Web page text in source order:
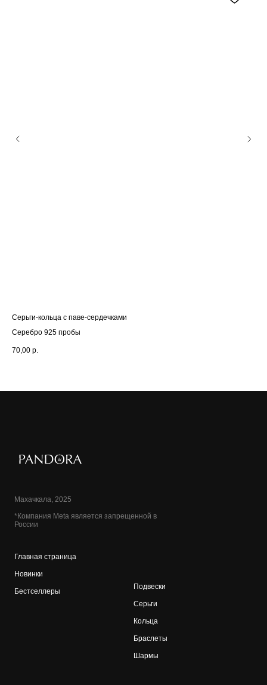
Серьги-кольца с паве-сердечками
Серебро 925 пробы
70,00 р.
Махачкала, 2025
*Компания Meta является запрещенной в
России
Главная страница
Новинки
Бестселлеры
Подвески
Серьги
Кольца
Браслеты
Шармы